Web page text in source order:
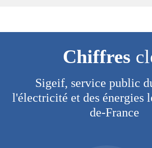
Chiffres
Sigeif, service public
l'électricité et des énergies
de-France